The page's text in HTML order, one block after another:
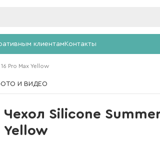
клиентамКонтакты
Pro Max Yellow
И ВИДЕО
Чехол Silicone
Yellow